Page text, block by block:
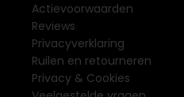
Actievoorwaarden
Reviews
Privacyverklaring
Ruilen en retourneren
Privacy & Cookies